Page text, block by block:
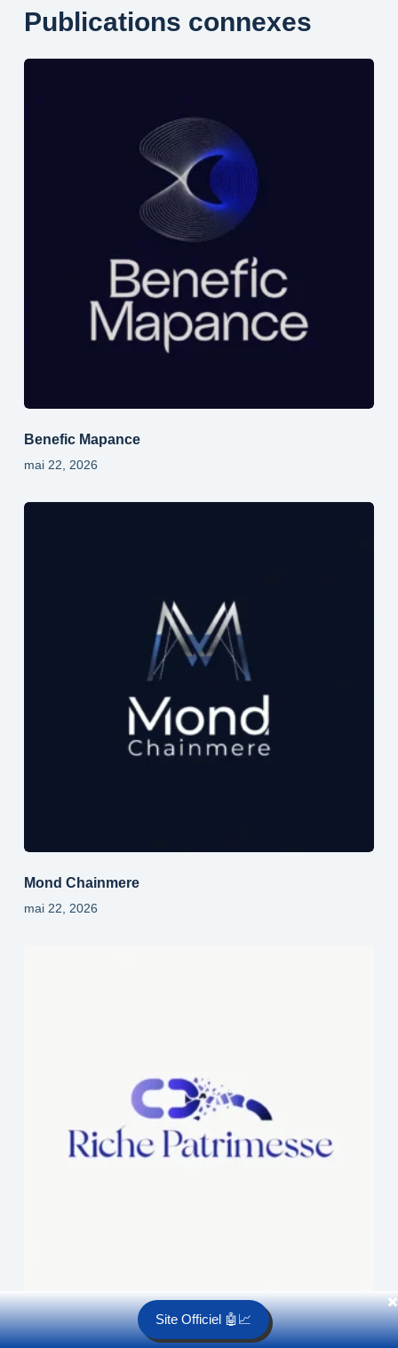
Site Officiel 🤖📈
✖️
Publications connexes
Benefic Mapance
mai 22, 2026
Mond Chainmere
mai 22, 2026
Riche Patrimesse